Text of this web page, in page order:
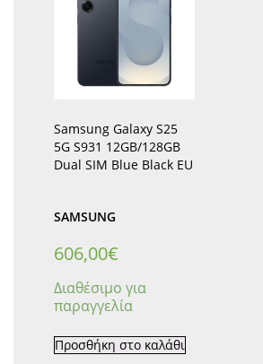
Samsung Galaxy S25
5G S931 12GB/128GB
Dual SIM Blue Black EU
SAMSUNG
606,00€
Διαθέσιμο για
παραγγελία
Προσθήκη στο καλάθι